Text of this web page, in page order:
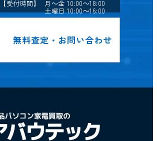
【受付時間】 月～金 10:00～18:00
土曜日 10:00～16:00
無料査定・お問い合わせ